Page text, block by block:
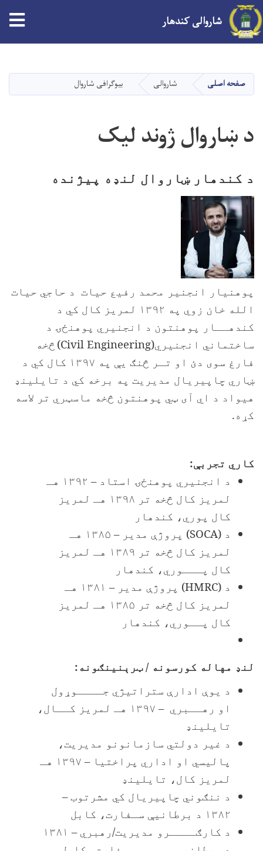
main
content
شاروالی کندهار
صفحه اصلی شاروالی بیوگرافی شاروال
د ښاروال ژوند لیک
د کندهار ښاروال لنډه پیژنده
پوهنیار انجنیر محمد رفیع حیات د حاجي حیات
الله خان زوي په ۱۳۹۲ لمریز کال کي د
کندهــار پوهنتون د انجنیري پوهنځۍ د
ساختماني انجنیري(Civil Engineering
) څخه
فارغ سوی دئ او تـر څنګ یې په ۱۳۹۷ کال کي د
ښاري چاپیریال مدیریت په برخه کي د تایلینډ
هیواد د اي آی ټي پوهنتون څخه ماسټري تر لاسه
کړه.
کاري تجربې:
د انجنیري پوهنځۍ استاد – ۱۳۹۲ هـ
لمریز کال څخه تر ۱۳۹۸ هـ لمریز
کال پوري، کندهار
د (SOCA)
پروژې مدیر – ۱۳۸۵ هـ
لمریز کال څخه تر ۱۳۸۹ هـ لمریز
کال پـــوري، کندهار
د (HMRC)
پروژې مدیر – ۱۳۸۱ هـ
لمریز کال څخه تر ۱۳۸۵ هـ لمریز
کال پــوري، کندهار
لنډ مهاله کورسونه / ټرېنینګونه:
د یوې ادارې ستراتیژي جــــوړول
او رهــبري – ۱۳۹۷ هـ لمریز کــال،
تایلینډ
د غیر دولتي سازمانونو مدیریت،
پالیسي او اداري پراختیا – ۱۳۹۷ هـ
لمریز کال، تایلینډ
د ننګوني چاپیریال کي مشرتوب –
۱۳۸۲ د برطانیې سـفارت، کابل
د کارګــــرو مدیریت/رهبري – ۱۳۸۱